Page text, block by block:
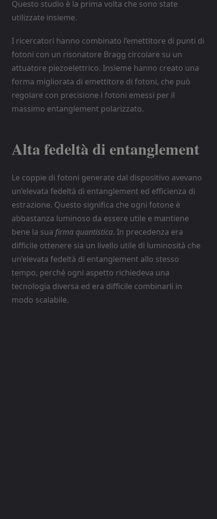
Questo studio è la prima volta che sono state
utilizzate insieme.
I ricercatori hanno combinato l’emettitore di punti di
fotoni con un risonatore Bragg circolare su un
attuatore piezoelettrico. Insieme hanno creato una
forma migliorata di emettitore di fotoni, che può
regolare con precisione i fotoni emessi per il
massimo entanglement polarizzato.
Alta fedeltà di entanglement
Le coppie di fotoni generate dal dispositivo avevano
un’elevata fedeltà di entanglement ed efficienza di
estrazione. Questo significa che ogni fotone è
abbastanza luminoso da essere utile e mantiene
bene la sua firma quantistica. In precedenza era
difficile ottenere sia un livello utile di luminosità che
un’elevata fedeltà di entanglement allo stesso
tempo, perché ogni aspetto richiedeva una
tecnologia diversa ed era difficile combinarli in
modo scalabile.